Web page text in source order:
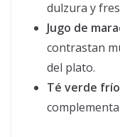
dulzura y
Jugo de
contrastan
del plato.
Té verde